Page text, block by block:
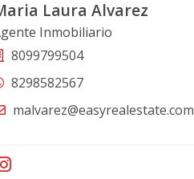
Laura Alvarez
Inmobiliario
8099799504
8298582567
malvarez@easyrealestate.com